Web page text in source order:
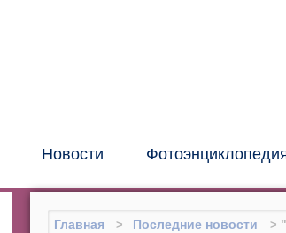
Новости
Главная Последние новости